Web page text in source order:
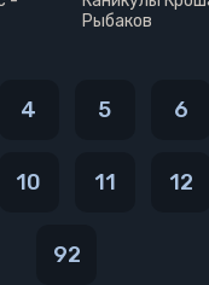
Рыбаков
4 5 6
10 11 12
92